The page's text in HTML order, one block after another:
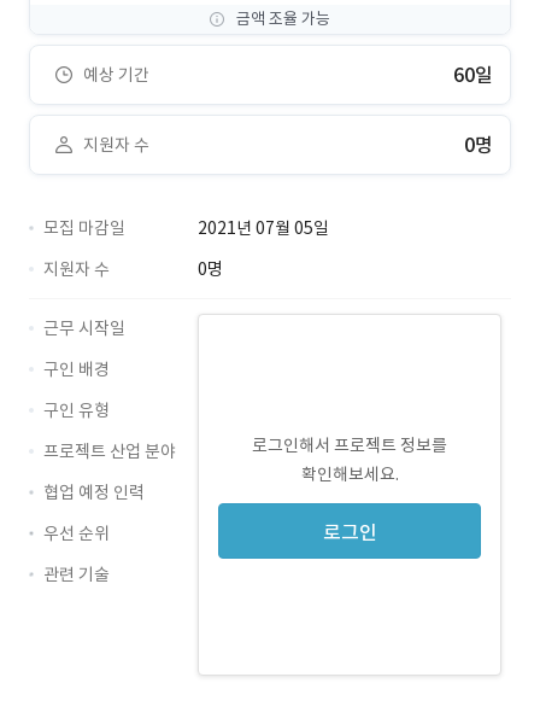
금액 조율 가능
예상 기간 60일
지원자 수 0명
모집 마감일
2021년 07월 05일
지원자 수
0명
로그인해서 프로젝트 정보를
확인해보세요.
로그인
근무 시작일
구인 배경
구인 유형
프로젝트 산업 분야
협업 예정 인력
우선 순위
관련 기술